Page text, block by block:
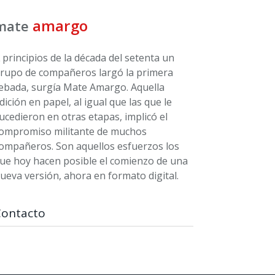
amargo
principios de la década del setenta un
de compañeros largó la primera
surgía Mate Amargo. Aquella
en papel, al igual que las que le
en otras etapas, implicó el
militante de muchos
Son aquellos esfuerzos los
hoy hacen posible el comienzo de una
versión, ahora en formato digital.